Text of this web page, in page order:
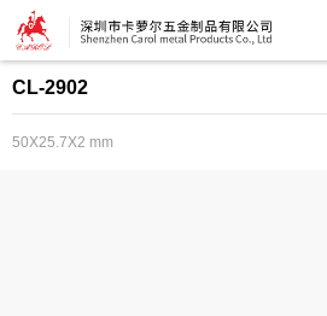
CL-2902
50X25.7X2 mm